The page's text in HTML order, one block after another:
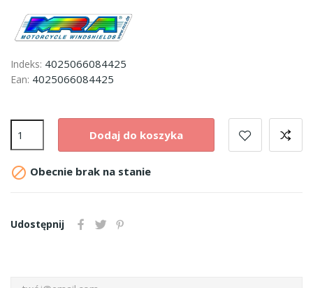
Indeks: 4025066084425
Ean: 4025066084425
Dodaj do koszyka
 Obecnie brak na stanie
Udostępnij